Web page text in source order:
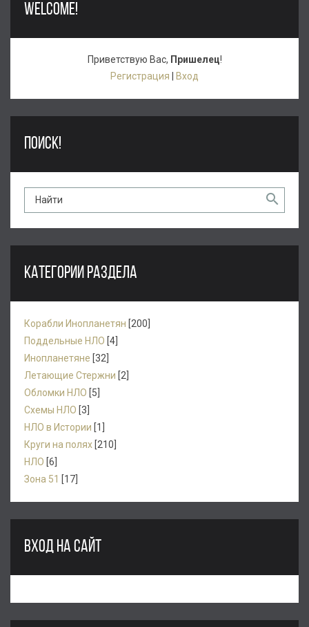
WELCOME!
Приветствую Вас, Пришелец!
Регистрация
Вход
ПОИСК!
КАТЕГОРИИ РАЗДЕЛА
Корабли Инопланетян [200]
Поддельные НЛО [4]
Инопланетяне [32]
Летающие Стержни [2]
Обломки НЛО [5]
Схемы НЛО [3]
НЛО в Истории [1]
Круги на полях [210]
НЛО [6]
Зона 51 [17]
ВХОД НА САЙТ